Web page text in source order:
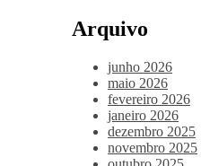
Arquivo
junho 2026
maio 2026
fevereiro 2026
janeiro 2026
dezembro 2025
novembro 2025